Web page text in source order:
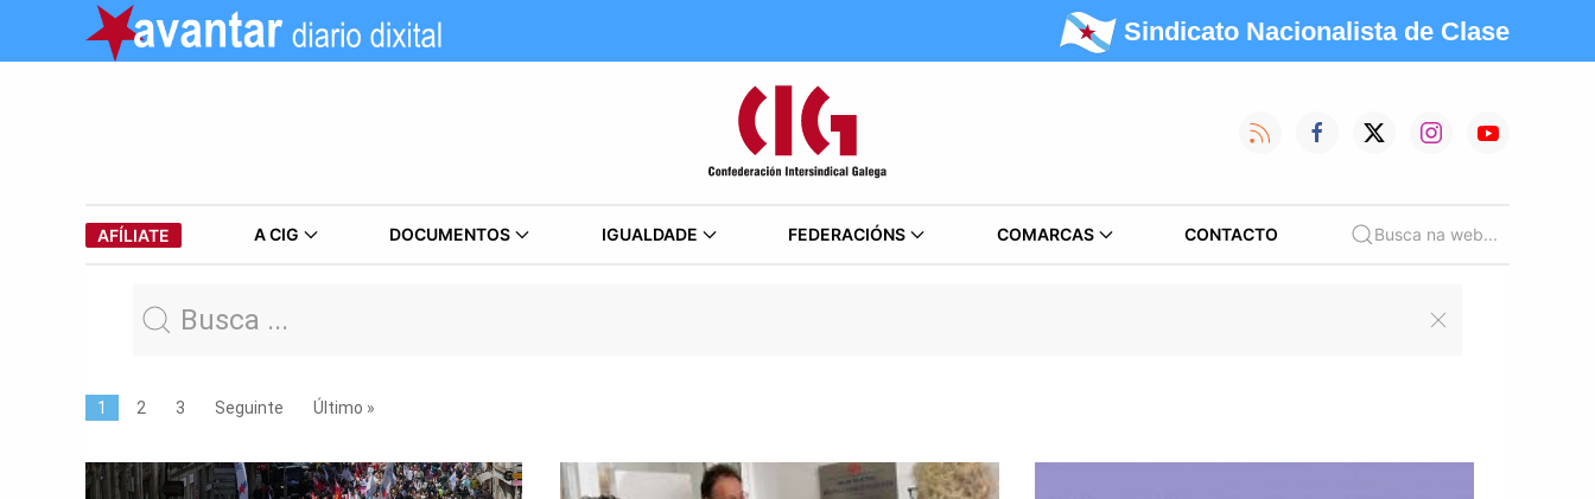
Sindicato Nacionalista de Clase
AFÍLIATE A CIG DOCUMENTOS IGUALDADE FEDERACIÓNS COMARCAS CONTACTO Busca na web...
1 2 3 Seguinte Último »